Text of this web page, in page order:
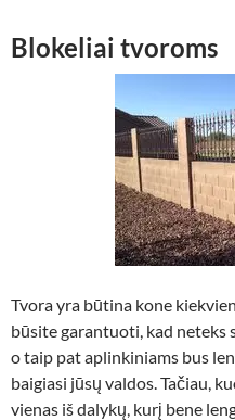
Blokeliai tvoroms
Tvora yra būtina kone
būsite garantuoti, kad neteks
o taip pat aplinkiniams bus
baigiasi jūsų valdos. Tačiau,
vienas iš dalykų, kurį bene